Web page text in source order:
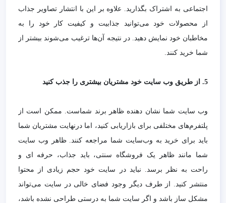
اجتماعی به اشتراک بگذارید. علاوه بر این با انتشار تصاویر جذاب
از محصولات خود می‌توانید جذابیت و کیفیت کار خود را به
مخاطبان خود نمایش دهید. در نتیجه آن‌ها ترغیب می‌شوند بیشتر از
شما خرید کنند.
5. از طریق وب‌ سایت خود مشتریان بیشتری را جذب کنید
وب‌ سایت شما نشان دهنده ظاهر برند شماست. ممکن است از
پلتفرم‌های مختلفی برای بازاریابی کنید، اما درنهایت مشتریان شما
باید برای خرید به وب‌سایت شما مراجعه کنند. ظاهر وب‌ سایت
شما مانند ظاهر یک فروشگاه سنتی، باید جذاب، حرفه ای و
راحت به نظر برسد. نباید در سایت خود حجم زیادی از محتوا
منتشر کنید. از طرف دیگر وجود فضای خالی در سایت می‌تواند
مشکل ساز باشد و اگر سایت شما به درستی طراحی نشده باشد،